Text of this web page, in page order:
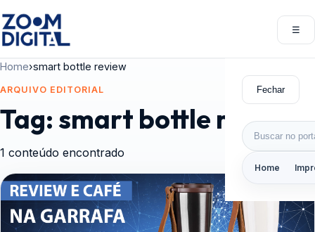
☰
Fechar
Buscar por:
Home
Home›smart bottle review
ARQUIVO EDITORIAL
Tag: smart bottle review
1 conteúdo encontrado